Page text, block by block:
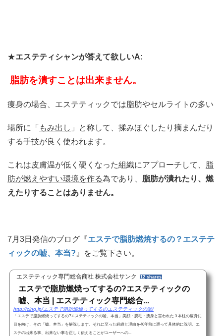
★エステティシャンが答えて欲しいA:
脂肪を潰すことは出来ません。
痩身の場合、エステティックでは脂肪やセルライトの多い
場所に「 もみ出し 」と称して、揉みほぐしたり摘まんだり
する手技が良く使われます。
これは皮膚温が低く硬くなった組織にアプローチして、
脂
肪が燃えやすい環境を作る為であり、 脂肪が潰れたり、燃
えたりすることはありません。
7月3日発信のブログ『エステで脂肪燃焼するの？エステテ
ィックの嘘、本当? 』をご覧下さい。
エステティック専門総合商社 株式会社サンク 12 shares
エステで脂肪燃焼ってするの?エステティックの
嘘、本当 | エステティック専門総合...
http://cinq.jp/エステで脂肪燃焼ってするのエステティックの嘘/
「エステで脂肪燃焼ってするの?エステティックの嘘、本当」美顔・脱毛・痩身と言われた３本柱の痩身に
目を向け、その「嘘、本当」を解説します。それに至った経緯と理由を40年前に遡って具体的に説明。エ
ステの出来る事、出来ない事を正しく伝えることがユーザーへの...